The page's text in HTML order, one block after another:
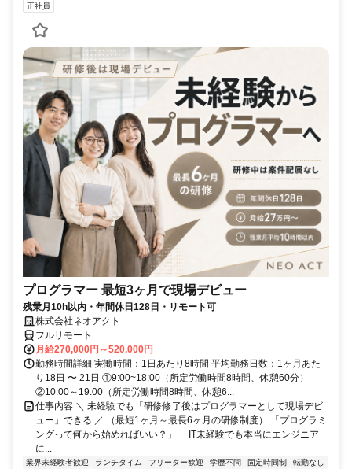
正社員
プログラマー 最短3ヶ月で現場デビュー
残業月10h以内・年間休日128日・リモート可
株式会社ネオアクト
フルリモート
月給270,000円～520,000円
勤務時間詳細 実働時間：1日あたり8時間 平均勤務日数：1ヶ月あた
り18日 〜 21日 ①9:00~18:00（所定労働時間8時間、休憩60分）
②10:00～19:00（所定労働時間8時間、休憩6...
仕事内容 ＼ 未経験でも「研修修了後はプログラマーとして現場デビ
ュー」できる ／ （最短1ヶ月～最長6ヶ月の研修制度） 「プログラミ
ングって何から始めればいい？」 「IT未経験でも本当にエンジニア
に...
業界未経験者歓迎 ランチタイム フリーター歓迎 学歴不問 固定時間制
転勤なし